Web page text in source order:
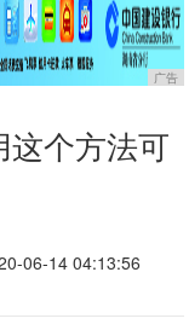
广告
个方法可
06-14 04:13:56